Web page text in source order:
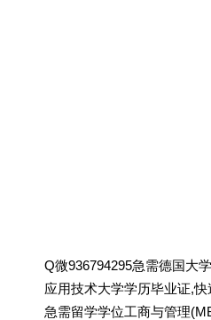
Q微936794295急需德国大
应用技术大学学历毕业证,
急需留学学位工商与管理